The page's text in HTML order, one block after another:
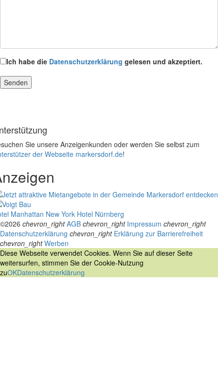
Ich habe die Datenschutzerklärung gelesen und akzeptiert.
Sie unsere Anzeigenkunden oder werden Sie selbst zum
der Webseite markersdorf.de!
Manhattan New York Hotel Nürnberg
©2026 chevron_right AGB chevron_right Impressum chevron_right
Datenschutzerklärung chevron_right Erklärung zur Barrierefreiheit
chevron_right Werben
Diese Webseite verwendet Cookies. Wenn Sie auf dieser Seite
weitersurfen, stimmen Sie der Cookie-Nutzung
zuOKDatenschutzerklärung